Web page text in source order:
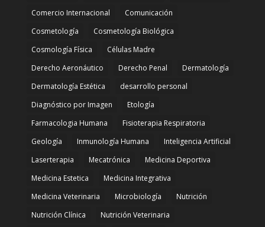
Comercio Internacional
Comunicación
Cosmetología
Cosmetología Biológica
Cosmología Física
Células Madre
Derecho Aeronáutico
Derecho Penal
Dermatología
Dermatología Estética
desarrollo personal
Diagnóstico por Imagen
Etología
Farmacologia Humana
Fisioterapia Respiratoria
Geología
Inmunología Humana
Inteligencia Artificial
Laserterapia
Mecatrónica
Medicina Deportiva
Medicina Estetica
Medicina Integrativa
Medicina Veterinaria
Microbiología
Nutrición
Nutrición Clínica
Nutrición Veterinaria